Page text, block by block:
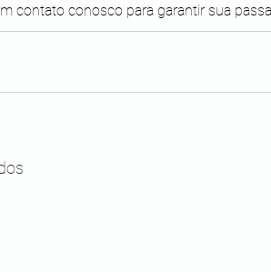
contato conosco para garantir sua